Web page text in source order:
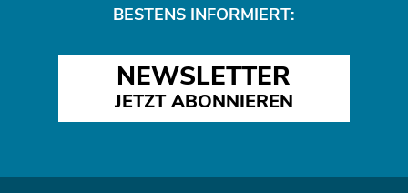
BESTENS INFORMIERT:
NEWSLETTER
JETZT ABONNIEREN